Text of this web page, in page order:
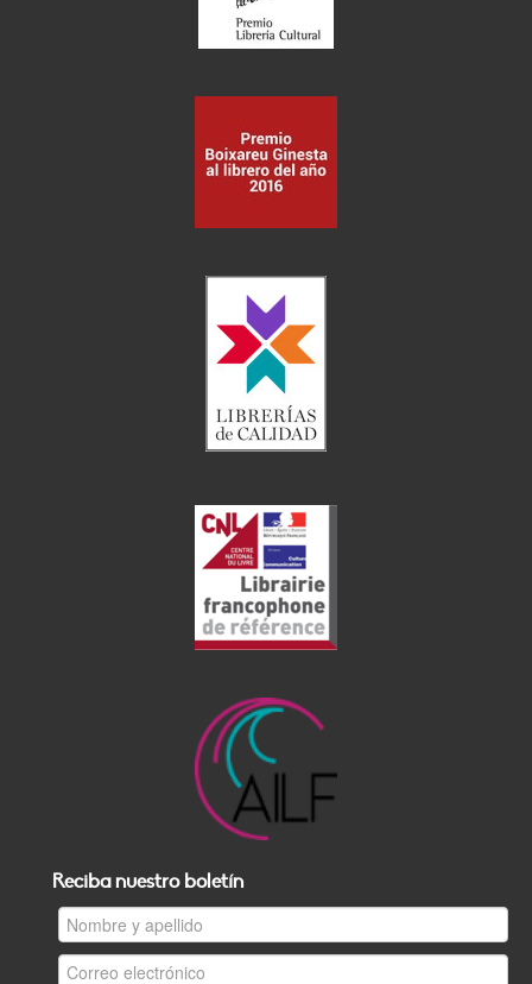
Reciba nuestro boletín